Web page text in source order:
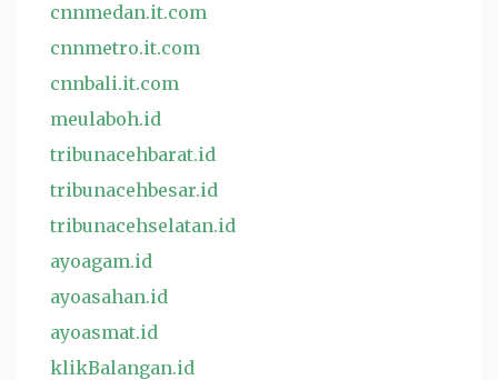
cnnmedan.it.com
cnnmetro.it.com
cnnbali.it.com
meulaboh.id
tribunacehbarat.id
tribunacehbesar.id
tribunacehselatan.id
ayoagam.id
ayoasahan.id
ayoasmat.id
klikBalangan.id